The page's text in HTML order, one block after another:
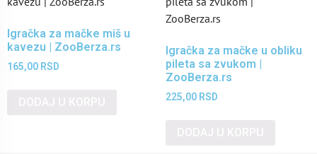
Igračka za mačke miš u
kavezu | ZooBerza.rs
165,00 RSD
Igračka za mačke u obliku
pileta sa zvukom |
ZooBerza.rs
225,00 RSD